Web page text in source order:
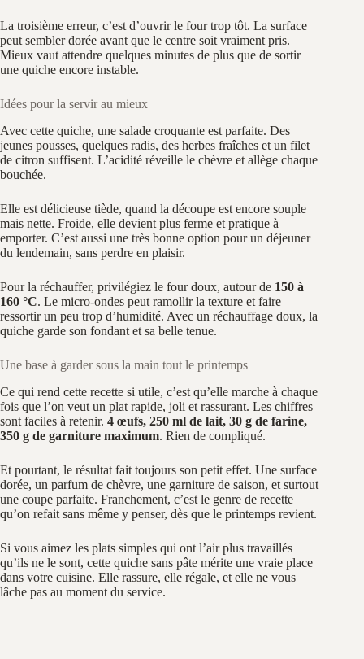
La troisième erreur, c’est d’ouvrir le four trop tôt. La surface
peut sembler dorée avant que le centre soit vraiment pris.
Mieux vaut attendre quelques minutes de plus que de sortir
une quiche encore instable.
Idées pour la servir au mieux
Avec cette quiche, une salade croquante est parfaite. Des
jeunes pousses, quelques radis, des herbes fraîches et un filet
de citron suffisent. L’acidité réveille le chèvre et allège chaque
bouchée.
Elle est délicieuse tiède, quand la découpe est encore souple
mais nette. Froide, elle devient plus ferme et pratique à
emporter. C’est aussi une très bonne option pour un déjeuner
du lendemain, sans perdre en plaisir.
Pour la réchauffer, privilégiez le four doux, autour de 150 à
160 °C. Le micro-ondes peut ramollir la texture et faire
ressortir un peu trop d’humidité. Avec un réchauffage doux, la
quiche garde son fondant et sa belle tenue.
Une base à garder sous la main tout le printemps
Ce qui rend cette recette si utile, c’est qu’elle marche à chaque
fois que l’on veut un plat rapide, joli et rassurant. Les chiffres
sont faciles à retenir. 4 œufs, 250 ml de lait, 30 g de farine,
350 g de garniture maximum. Rien de compliqué.
Et pourtant, le résultat fait toujours son petit effet. Une surface
dorée, un parfum de chèvre, une garniture de saison, et surtout
une coupe parfaite. Franchement, c’est le genre de recette
qu’on refait sans même y penser, dès que le printemps revient.
Si vous aimez les plats simples qui ont l’air plus travaillés
qu’ils ne le sont, cette quiche sans pâte mérite une vraie place
dans votre cuisine. Elle rassure, elle régale, et elle ne vous
lâche pas au moment du service.